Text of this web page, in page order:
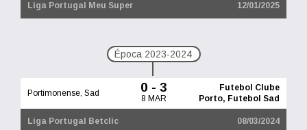
Liga Portugal Meu Super 12/01/2025
Época 2023-2024
Portimonense, Sad 0 - 3
8 MAR
Futebol Clube
Porto, Futebol Sad
Liga Portugal Betclic 08/03/2024